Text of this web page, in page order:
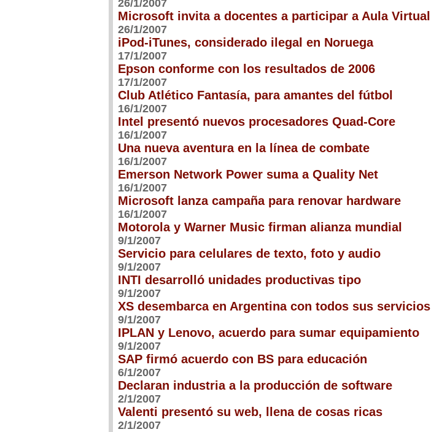
26/1/2007
Microsoft invita a docentes a participar a Aula Virtual
26/1/2007
iPod-iTunes, considerado ilegal en Noruega
17/1/2007
Epson conforme con los resultados de 2006
17/1/2007
Club Atlético Fantasía, para amantes del fútbol
16/1/2007
Intel presentó nuevos procesadores Quad-Core
16/1/2007
Una nueva aventura en la línea de combate
16/1/2007
Emerson Network Power suma a Quality Net
16/1/2007
Microsoft lanza campaña para renovar hardware
16/1/2007
Motorola y Warner Music firman alianza mundial
9/1/2007
Servicio para celulares de texto, foto y audio
9/1/2007
INTI desarrolló unidades productivas tipo
9/1/2007
XS desembarca en Argentina con todos sus servicios
9/1/2007
IPLAN y Lenovo, acuerdo para sumar equipamiento
9/1/2007
SAP firmó acuerdo con BS para educación
6/1/2007
Declaran industria a la producción de software
2/1/2007
Valenti presentó su web, llena de cosas ricas
2/1/2007